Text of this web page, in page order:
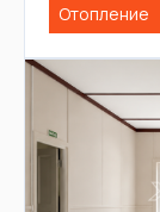
Отопление